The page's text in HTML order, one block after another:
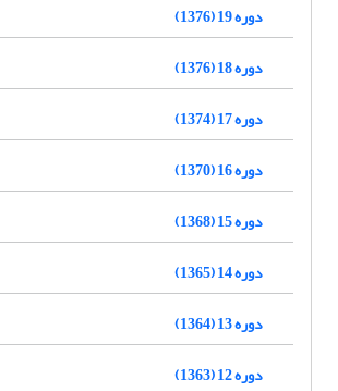
دوره 19 (1376)
دوره 18 (1376)
دوره 17 (1374)
دوره 16 (1370)
دوره 15 (1368)
دوره 14 (1365)
دوره 13 (1364)
دوره 12 (1363)